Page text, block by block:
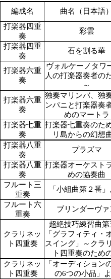
編成名 曲名（日本語
打楽器四重
奏
彩雲
打楽器四重
奏
石を割る華
打楽器六重
奏
ヴォルケーノタワ
人の打楽器奏者の
～
打楽器六重
奏
独奏マリンバ、独
ンパニと打楽器奏
めのマートラ
打楽器七重
奏
打楽器七重奏のた
リ島からの幻想
打楽器八重
奏
プラズマ
打楽器八重
奏
打楽器オーケスト
めの協奏曲
フルート三
重奏
「小組曲第２番
フルート六
重奏
ブリンダーヴァ
クラリネッ
ト四重奏
超絶技巧練習曲第
「グラフィティ・
スイング」～クラ
ト四重奏のため
クラリネッ
ト四重奏
「オーディション
の6つの小品」